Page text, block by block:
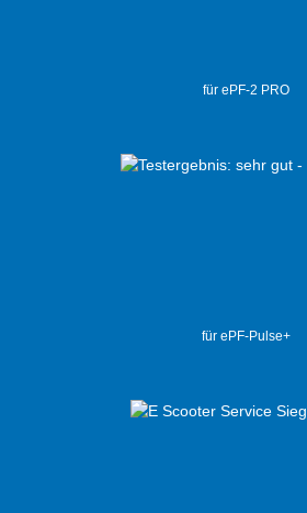
für ePF-2 PRO
für ePF-Pulse+